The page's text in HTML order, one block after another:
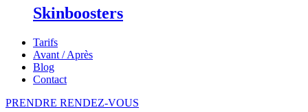
Skinboosters
Tarifs
Avant / Après
Blog
Contact
PRENDRE RENDEZ-VOUS